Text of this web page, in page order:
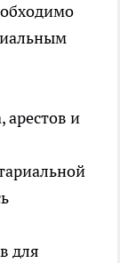
арестов и
для